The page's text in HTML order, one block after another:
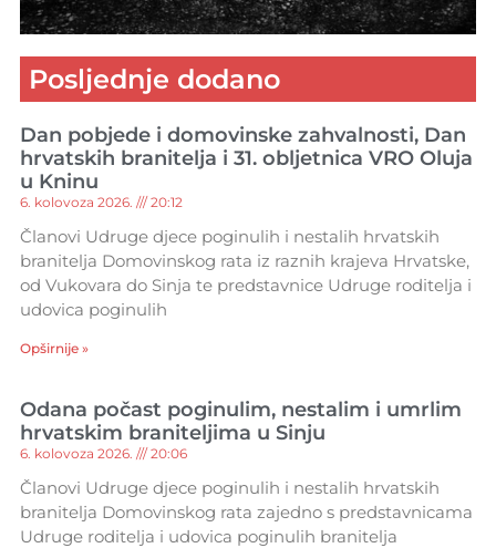
Posljednje dodano
Dan pobjede i domovinske zahvalnosti, Dan
hrvatskih branitelja i 31. obljetnica VRO Oluja
u Kninu
6. kolovoza 2026. 20:12
Članovi Udruge djece poginulih i nestalih hrvatskih
branitelja Domovinskog rata iz raznih krajeva Hrvatske,
od Vukovara do Sinja te predstavnice Udruge roditelja i
udovica poginulih
Opširnije »
Odana počast poginulim, nestalim i umrlim
hrvatskim braniteljima u Sinju
6. kolovoza 2026. 20:06
Članovi Udruge djece poginulih i nestalih hrvatskih
branitelja Domovinskog rata zajedno s predstavnicama
Udruge roditelja i udovica poginulih branitelja